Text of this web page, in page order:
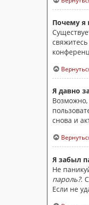
Почему я
Я давно
снова и
Я забыл
Не
пароль?.
Если не